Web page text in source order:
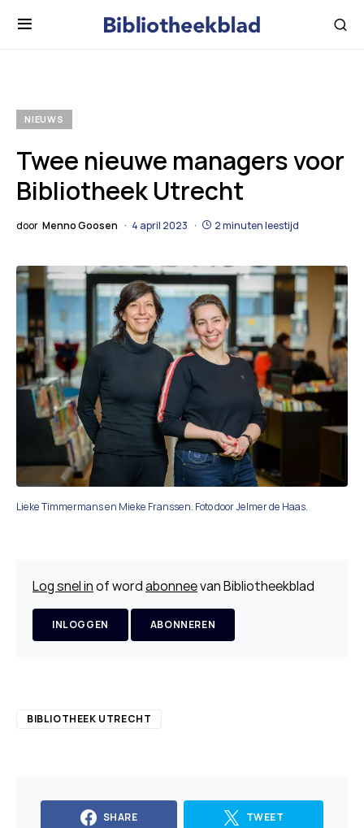
NIEUWS
Twee nieuwe managers voor
Bibliotheek Utrecht
door Menno Goosen 4 april 2023 2 minuten leestijd
Lieke Timmermans en Mieke Franssen. Foto door Jelmer de Haas.
Log snel inof wordabonneevan Bibliotheekblad
INLOGGEN ABONNEREN
BIBLIOTHEEK UTRECHT
SHARE TWEET